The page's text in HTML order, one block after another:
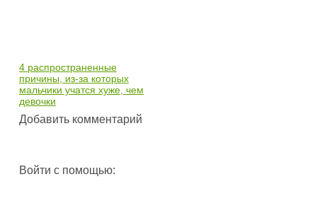
4 распространенные
причины, из-за которых
мальчики учатся хуже, чем
девочки
Добавить комментарий
Войти с помощью: